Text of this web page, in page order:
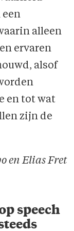
een
alleen
ervaren
alsof
en tot wat
zijn de
en Elias Fret
speech